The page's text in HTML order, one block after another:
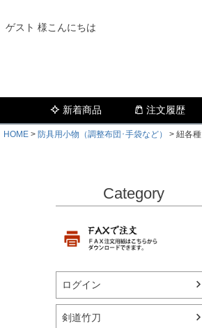
ゲスト 様こんにちは
新着商品 注文履歴
HOME 防具用小物（調整布団･手袋など） 紐各種
Category
ログイン
剣道竹刀